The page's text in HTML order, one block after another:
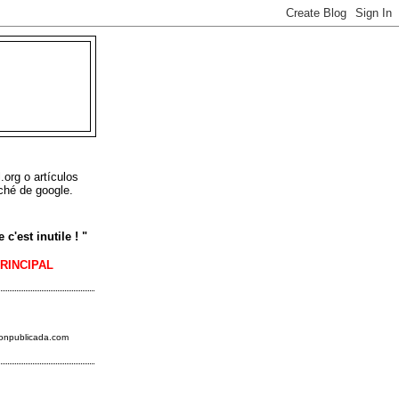
o artículos
de google.
c'est inutile ! "
com